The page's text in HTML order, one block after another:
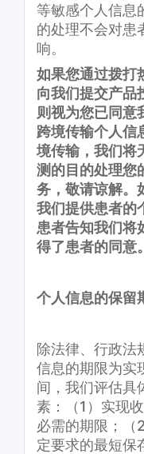
等敏感个人信息
的处理不会对患
响。
如果您通过拨打
向我们提交产品
则视为您已同意
跨境传输个人信
境传输，我们将
测的目的处理您
务，敬请谅解。
我们提供患者的
患者告知我们将
得了患者的同意。
个人信息的保留
除法律、行政法
信息的期限为实
间，我们评估具
素：（1）实现
必需的期限；（
定要求的最短保